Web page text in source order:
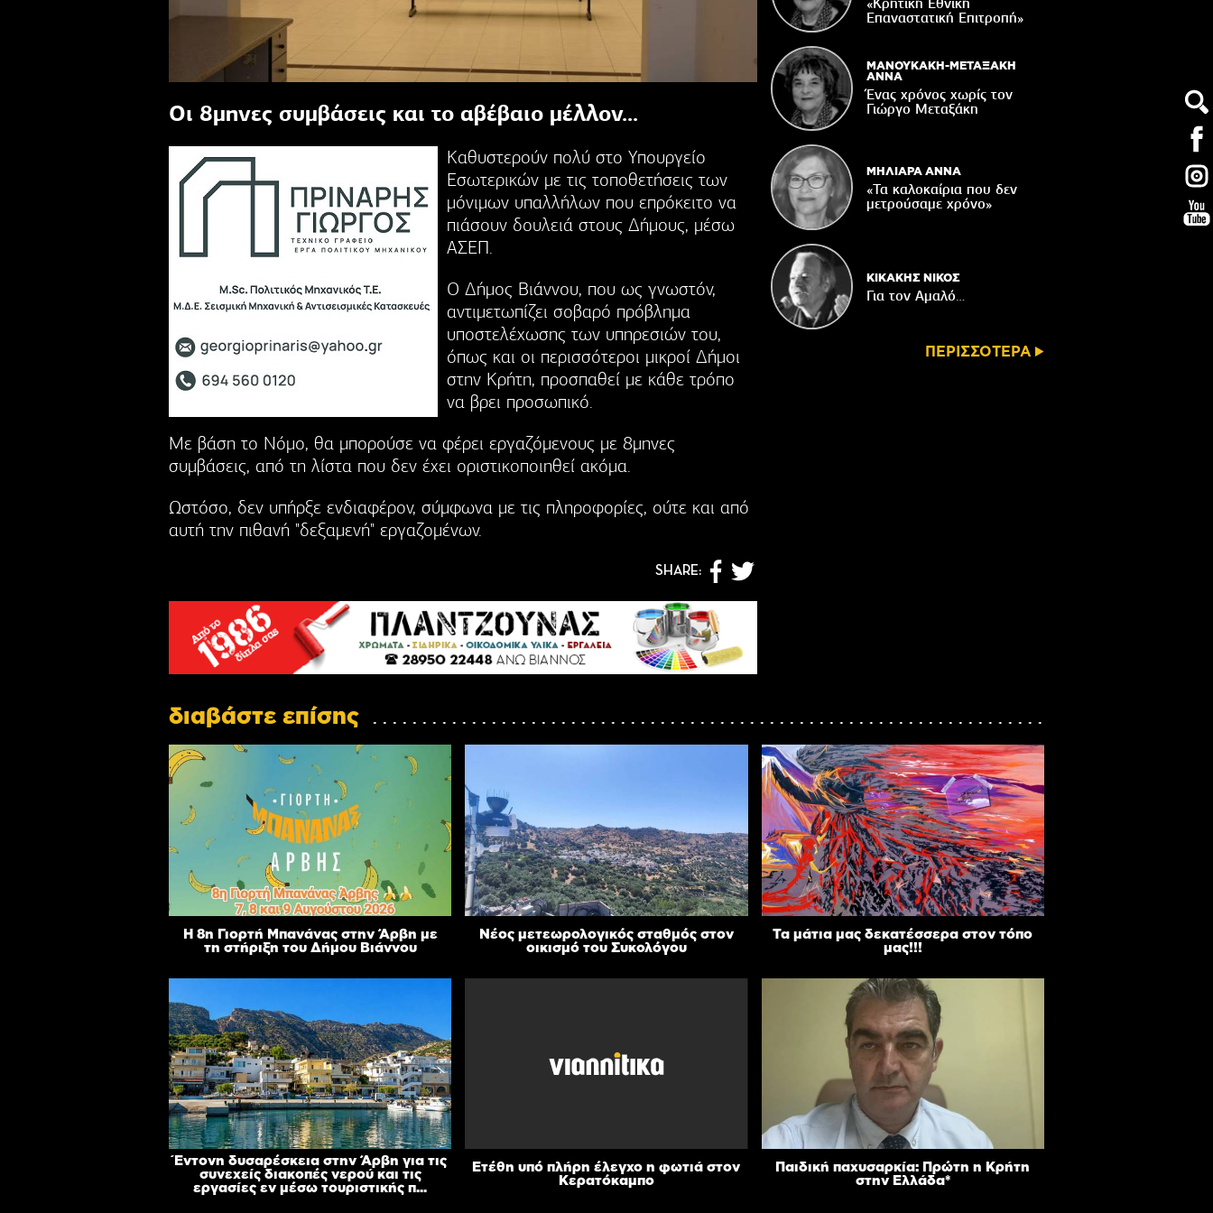
Οι 8μηνες συμβάσεις και το αβέβαιο μέλλον...
Καθυστερούν πολύ στο Υπουργείο
Εσωτερικών με τις τοποθετήσεις των
μόνιμων υπαλλήλων που επρόκειτο να
πιάσουν δουλειά στους Δήμους, μέσω
ΑΣΕΠ.
Ο Δήμος Βιάννου, που ως γνωστόν,
αντιμετωπίζει σοβαρό πρόβλημα
υποστελέχωσης των υπηρεσιών του,
όπως και οι περισσότεροι μικροί Δήμοι
στην Κρήτη, προσπαθεί με κάθε τρόπο
να βρει προσωπικό.
Με βάση το Νόμο, θα μπορούσε να φέρει εργαζόμενους με 8μηνες
συμβάσεις, από τη λίστα που δεν έχει οριστικοποιηθεί ακόμα.
Ωστόσο, δεν υπήρξε ενδιαφέρον, σύμφωνα με τις πληροφορίες, ούτε και από
αυτή την πιθανή "δεξαμενή" εργαζομένων.
SHARE:
στο Βαχό
Οι ευχές του πατέρα...
04/08/2026
Σε δημόσια διαβούλευση η ΣΜΠΕ για το
επενδυτικό σχέδιο «PHĀEA – South Crete»
Επαναστατική Eπιτροπή»
ΜΑΝΟΥΚΑΚΗ-ΜΕΤΑΞΑΚΗ
ΑΝΝΑ
Ένας χρόνος χωρίς τον
Γιώργο Μεταξάκη
ΜΗΛΙΑΡΑ ΑΝΝΑ
«Τα καλοκαίρια που δεν
μετρούσαμε χρόνο»
ΚΙΚΑΚΗΣ ΝΙΚΟΣ
Για τον Αμαλό…
ΠΕΡΙΣΣΟΤΕΡΑ
διαβάστε επίσης
Η 8η Γιορτή Μπανάνας στην Άρβη με
τη στήριξη του Δήμου Βιάννου
Νέος μετεωρολογικός σταθμός στον
οικισμό του Συκολόγου
Τα μάτια μας δεκατέσσερα στον τόπο
μας!!!
Έντονη δυσαρέσκεια στην Άρβη για τις
συνεχείς διακοπές νερού και τις
εργασίες εν μέσω τουριστικής π...
Ετέθη υπό πλήρη έλεγχο η φωτιά στον
Κερατόκαμπο
Παιδική παχυσαρκία: Πρώτη η Κρήτη
στην Ελλάδα*